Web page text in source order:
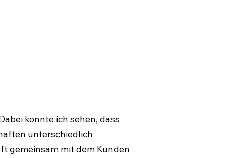
konnte ich sehen, dass
unterschiedlich
gemeinsam mit dem Kunden